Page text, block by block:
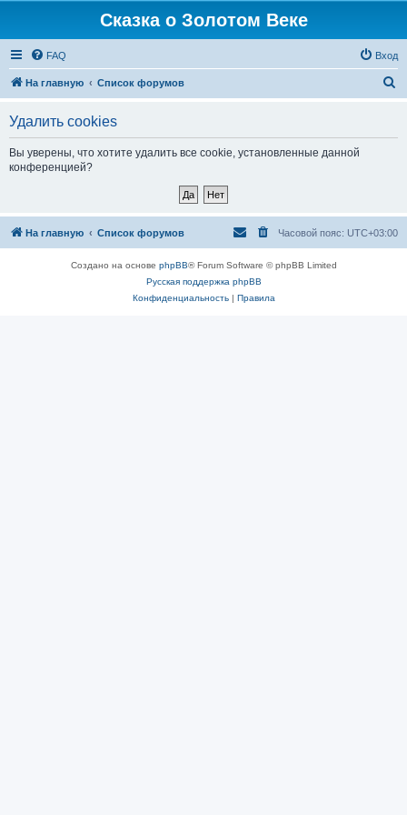
Сказка о Золотом Веке
FAQ Вход
На главную Список форумов
Удалить cookies
Вы уверены, что хотите удалить все cookie, установленные данной
конференцией?
На главную Список форумов Часовой пояс: UTC+03:00
Создано на основе phpBB® Forum Software © phpBB Limited
Русская поддержка phpBB
Конфиденциальность| Правила